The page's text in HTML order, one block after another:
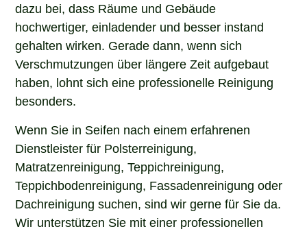
dazu bei, dass Räume und Gebäude
hochwertiger, einladender und besser instand
gehalten wirken. Gerade dann, wenn sich
Verschmutzungen über längere Zeit aufgebaut
haben, lohnt sich eine professionelle Reinigung
besonders.
Wenn Sie in Seifen nach einem erfahrenen
Dienstleister für Polsterreinigung,
Matratzenreinigung, Teppichreinigung,
Teppichbodenreinigung, Fassadenreinigung oder
Dachreinigung suchen, sind wir gerne für Sie da.
Wir unterstützen Sie mit einer professionellen